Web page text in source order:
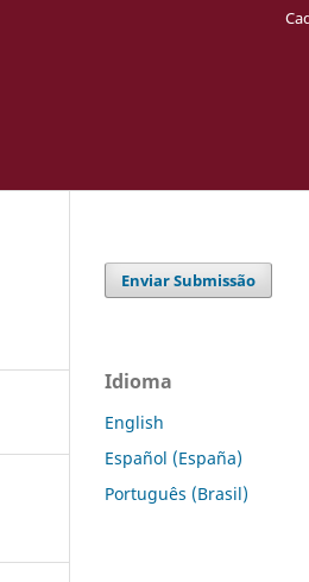
Enviar Submissão
Idioma
English
Español (España)
Português (Brasil)